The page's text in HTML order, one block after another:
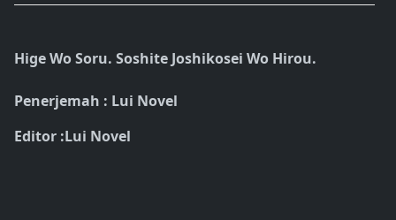
Hige Wo Soru. Soshite Joshikosei Wo Hirou.
Penerjemah : Lui Novel
Editor :Lui Novel